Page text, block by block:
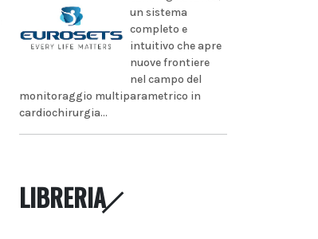
un sistema
completo e
intuitivo che apre
nuove frontiere
nel campo del
monitoraggio multiparametrico in
cardiochirurgia...
LIBRERIA